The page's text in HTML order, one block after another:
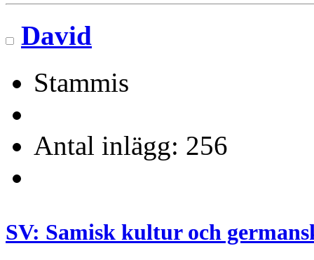
David
Stammis
Antal inlägg: 256
SV: Samisk kultur och